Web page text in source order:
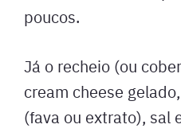
poucos.
Já o recheio (ou
cream cheese
(fava ou extrato), sal